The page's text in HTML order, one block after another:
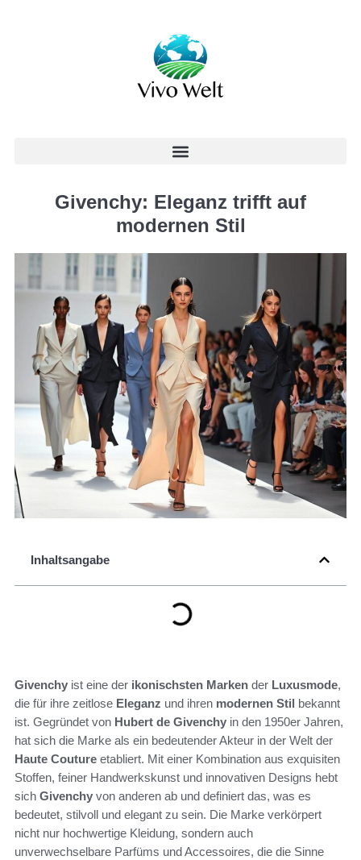
Givenchy: Eleganz trifft auf
modernen Stil
Inhaltsangabe
Givenchy ist eine der ikonischsten Marken der Luxusmode,
die für ihre zeitlose Eleganz und ihren modernen Stil bekannt
ist. Gegründet von Hubert de Givenchy in den 1950er Jahren,
hat sich die Marke als ein bedeutender Akteur in der Welt der
Haute Couture etabliert. Mit einer Kombination aus exquisiten
Stoffen, feiner Handwerkskunst und innovativen Designs hebt
sich Givenchy von anderen ab und definiert das, was es
bedeutet, stilvoll und elegant zu sein. Die Marke verkörpert
nicht nur hochwertige Kleidung, sondern auch
unverwechselbare Parfüms und Accessoires, die die Sinne